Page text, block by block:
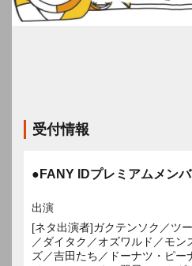
受付情報
●FANY IDプレミアムメン
出演
[ネタ出演者]ガクテンソク／ツ
／ダイタク／オズワルド／モ
ズ／吉田たち／ドーナツ・ピー